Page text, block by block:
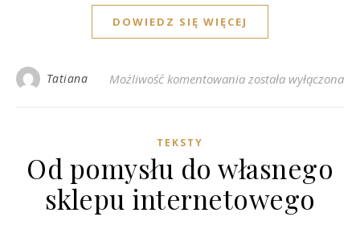
DOWIEDZ SIĘ WIĘCEJ
Tatiana Możliwość komentowania Rozwijaj
została wyłączona
TEKSTY
Od pomysłu do własnego
sklepu internetowego